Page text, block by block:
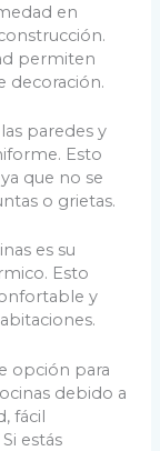
en
permiten
decoración.
paredes y
Esto
que no se
o grietas.
es su
Esto
y
opción para
debido a
fácil
estás